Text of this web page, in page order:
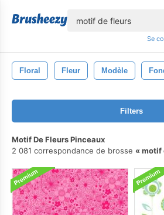
Se
Floral Fleur Modèle
Filters
Motif De Fleurs Pinceaux
2 081 correspondance de brosse
motif